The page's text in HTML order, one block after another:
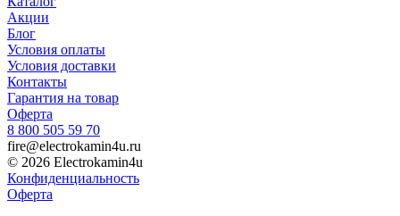
Акции
Блог
Условия оплаты
Условия доставки
Контакты
Гарантия на товар
Оферта
8 800 505 59 70
fire@electrokamin4u.ru
© 2026 Electrokamin4u
Конфиденциальность
Оферта